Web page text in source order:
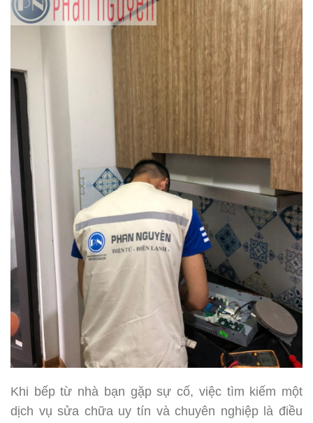
Khi bếp từ nhà bạn gặp sự cố, việc tìm kiếm một
dịch vụ sửa chữa uy tín và chuyên nghiệp là điều